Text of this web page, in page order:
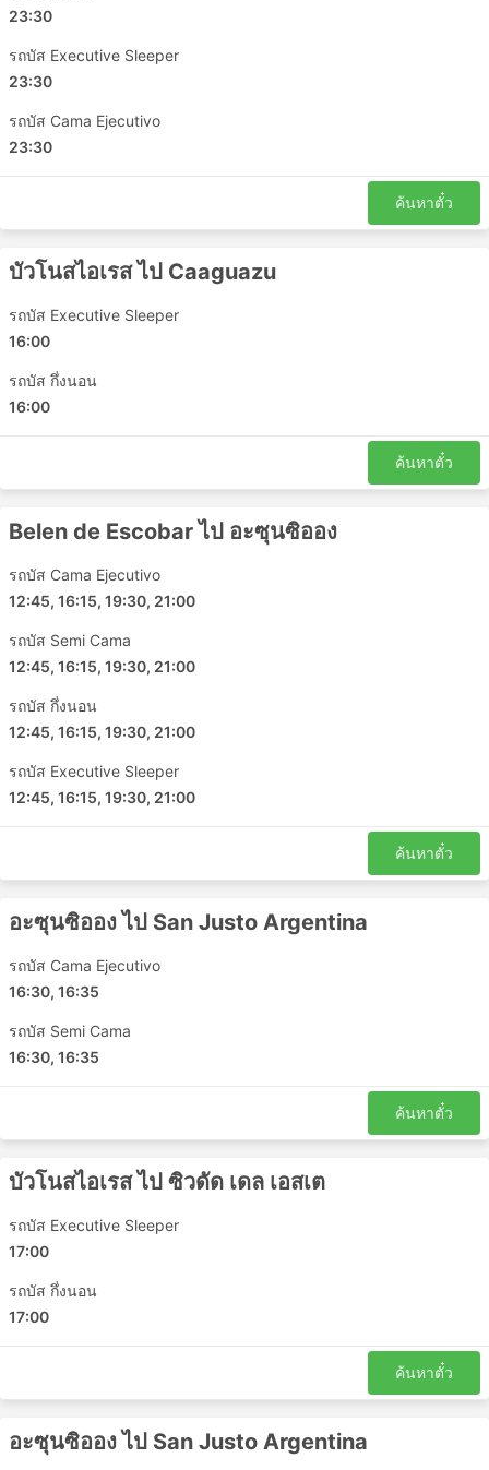
23:30
รถบัส Executive Sleeper
23:30
รถบัส Cama Ejecutivo
23:30
ค้นหาตั๋ว
บัวโนสไอเรส ไป Caaguazu
รถบัส Executive Sleeper
16:00
รถบัส กึ่งนอน
16:00
ค้นหาตั๋ว
Belen de Escobar ไป อะซุนซิออง
รถบัส Cama Ejecutivo
12:45, 16:15, 19:30, 21:00
รถบัส Semi Cama
12:45, 16:15, 19:30, 21:00
รถบัส กึ่งนอน
12:45, 16:15, 19:30, 21:00
รถบัส Executive Sleeper
12:45, 16:15, 19:30, 21:00
ค้นหาตั๋ว
อะซุนซิออง ไป San Justo Argentina
รถบัส Cama Ejecutivo
16:30, 16:35
รถบัส Semi Cama
16:30, 16:35
ค้นหาตั๋ว
บัวโนสไอเรส ไป ซิวดัด เดล เอสเต
รถบัส Executive Sleeper
17:00
รถบัส กึ่งนอน
17:00
ค้นหาตั๋ว
อะซุนซิออง ไป San Justo Argentina